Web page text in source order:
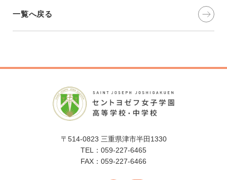
一覧へ戻る
〒514-0823 三重県津市半田1330
TEL：059-227-6465
FAX：059-227-6466